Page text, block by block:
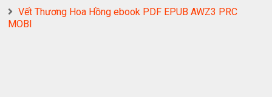
Vết Thương Hoa Hồng ebook PDF EPUB AWZ3 PRC
MOBI